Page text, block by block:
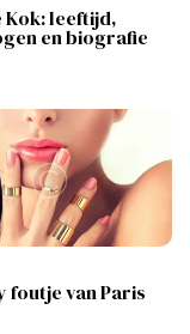
Kok: leeftijd,
en biografie
foutje van Paris